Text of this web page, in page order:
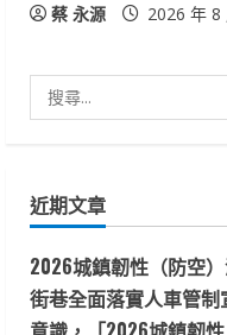
蔡 永源 2026 年 8
尋
字:
近期文章
2026城鎮韌性（防空
街巷全面落實人車管